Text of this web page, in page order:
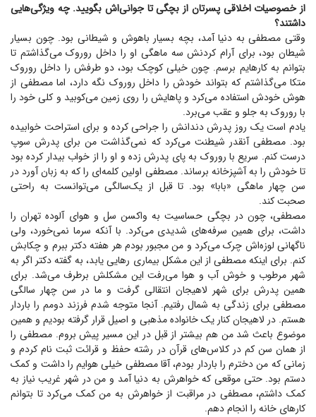
از خصوصیات اخلاقی پسرتان از بچگی تا جوانی‌اش بگویید. چه ویژگی‌هایی
داشتند؟
وقتی مصطفی به دنیا آمد، بچه بسیار باهوش و شیطانی بود. چون بسیار
شیطان بود، برای آرام کردنش سه ماهگی او را داخل روروک می‌گذاشتم تا
بتوانم به کارهایم برسم. چون خیلی کوچک بود، دو طرفش را داخل روروک
متکا می‌گذاشتم که بتواند خودش را داخل روروک نگه دارد، اما مصطفی از
هوش خودش استفاده می‌کرد و پاهایش را روی زمین می‌کوبید و کلی خود را
با روروک به جلو و عقب می‌برد.
یادم است یک روز پدرش دندانش را جراحی کرده و برای استراحت خوابیده
بود. مصطفی آنقدر شیطنت می‌کرد که نمی‌گذاشت من برای پدرش سوپ
درست کنم. سریع با روروک به پای پدرش زده و او را از خواب بیدار کرده بود
تا خودش را به آشپزخانه برساند. مصطفی اولین کلمه‌ای را که به زبان آورد در
سن چهار ماهگی «بابا» بود. تا قبل از یک‌سالگی می‌توانست به راحتی
صحبت کند.
مصطفی، چون در بچگی حساسیت به واکسن سل و هوای آلوده تهران را
داشت، برای همین سرفه‌های شدیدی می‌کرد. با آنکه سرما نمی‌خورد، ولی
ناگهانی لوزه‌اش چرک می‌کرد و من مجبور بودم هر هفته دکتر ببرم و چکابش
کنم. برای اینکه مصطفی از این مشکل بیماری رهایی یابد، به گفته دکتر اگر به
شهر مرطوب و خوش آب و هوا می‌رفت این مشکلش برطرف می‌شد. برای
همین پدرش برای شهر لاهیجان انتقالی گرفت و ما در سن چهار سالگی
مصطفی برای زندگی به شمال رفتیم. آنجا متوجه شدم فرزند دومم را باردار
هستم. در لاهیجان کنار یک خانواده مذهبی و اصیل قرار گرفته بودیم و همین
موضوع باعث شد من هم بیشتر از قبل در این مسیر پیش بروم. مصطفی را
از همان سن کم در کلاس‌های قرآن در رشته حفظ و قرائت ثبت نام کردم و
زمانی که من دخترم را باردار بودم، آقا مصطفی خیلی هوایم را داشت و کمک
دستم بود. حتی موقعی که خواهرش به دنیا آمد و من در شهر غریب نیاز به
کمک داشتم، مصطفی در مراقبت از خواهرش به من کمک می‌کرد تا بتوانم
کار‌های خانه را انجام دهم.